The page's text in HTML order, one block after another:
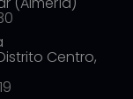
Centro,